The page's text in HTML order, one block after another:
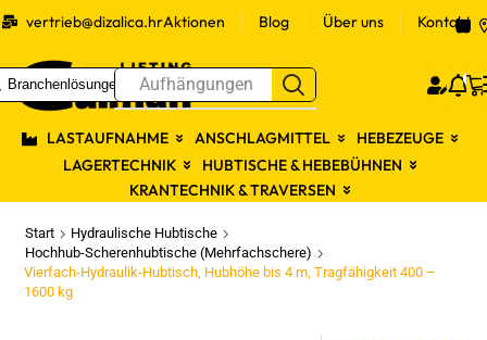
vertrieb@dizalica.hrAktionen Blog Über uns Kontakt
Branchenlösungen 0
LASTAUFNAHME ANSCHLAGMITTEL
HEBEZEUGE
LAGERTECHNIK
HUBTISCHE & HEBEBÜHNEN
KRANTECHNIK & TRAVERSEN
Start
Hydraulische Hubtische
Hochhub-Scherenhubtische (Mehrfachschere)
Vierfach-Hydraulik-Hubtisch, Hubhöhe bis 4 m, Tragfähigkeit 400 –
1600 kg